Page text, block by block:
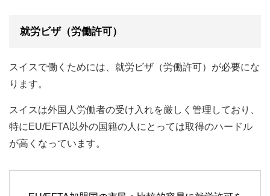
就労ビザ（労働許可）
スイスで働くためには、就労ビザ（労働許可）が必要にな
ります。
スイスは外国人労働者の受け入れを厳しく管理しており、
特にEU/EFTA以外の国籍の人にとっては取得のハードル
が高くなっています。